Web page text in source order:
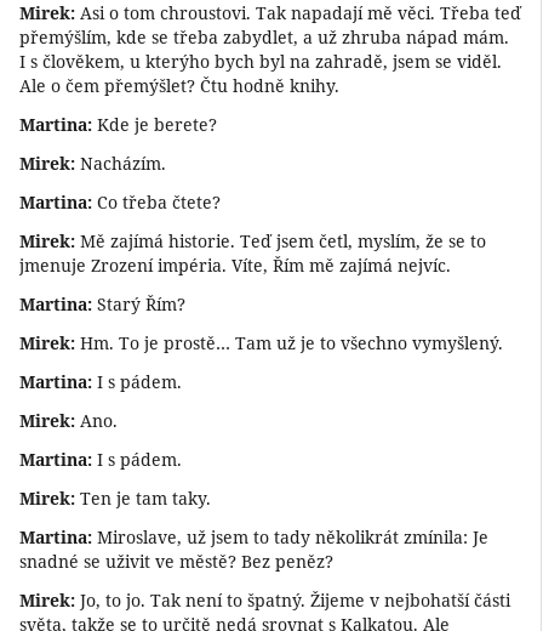
Mirek: Asi o tom chroustovi. Tak napadají mě věci. Třeba teď
přemýšlím, kde se třeba zabydlet, a už zhruba nápad mám.
I s člověkem, u kterýho bych byl na zahradě, jsem se viděl.
Ale o čem přemýšlet? Čtu hodně knihy.
Martina: Kde je berete?
Mirek: Nacházím.
Martina: Co třeba čtete?
Mirek: Mě zajímá historie. Teď jsem četl, myslím, že se to
jmenuje Zrození impéria. Víte, Řím mě zajímá nejvíc.
Martina: Starý Řím?
Mirek: Hm. To je prostě… Tam už je to všechno vymyšlený.
Martina: I s pádem.
Mirek: Ano.
Martina: I s pádem.
Mirek: Ten je tam taky.
Martina: Miroslave, už jsem to tady několikrát zmínila: Je
snadné se uživit ve městě? Bez peněz?
Mirek: Jo, to jo. Tak není to špatný. Žijeme v nejbohatší části
světa, takže se to určitě nedá srovnat s Kalkatou. Ale